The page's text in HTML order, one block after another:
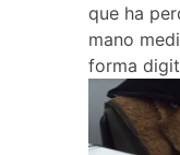
que ha
mano
forma